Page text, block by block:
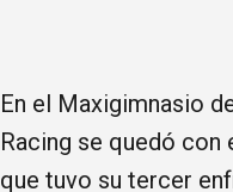
En el Maxigimnasio
Racing se quedó con
que tuvo su tercer